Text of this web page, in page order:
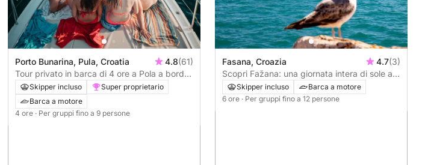
Porto Bunarina, Pula, Croatia 4.8(61)
Tour privato in barca di 4 ore a Pola a bordo
dell'imbarcazione ORCA MARE
Skipper incluso
Super proprietario
Barca a motore
4 ore · Per gruppi fino a 9 persone
Fasana, Croazia 4.7(3)
Scopri Fažana: una giornata intera di sole a
bordo di un motoscafo.
Skipper incluso
Barca a motore
6 ore · Per gruppi fino a 12 persone